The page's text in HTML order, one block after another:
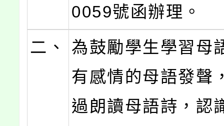
0059號函辦理。
二、
為鼓勵學生學習母
有感情的母語發聲
過朗讀母語詩，認